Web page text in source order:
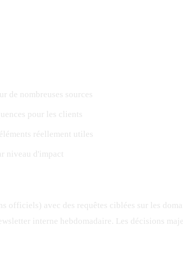
de nombreuses sources
pour les clients
réellement utiles
niveau d'impact
avec des requêtes ciblées sur les
interne hebdomadaire. Les décisions